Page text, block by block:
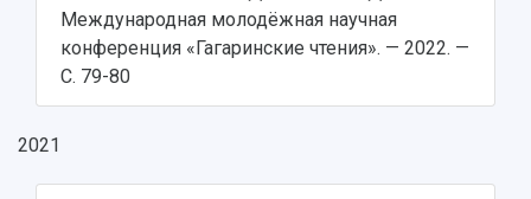
Международная молодёжная научная
конференция «Гагаринские чтения». — 2022. —
С. 79-80
2021